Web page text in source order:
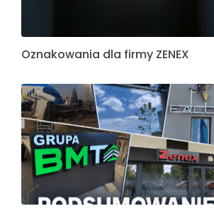
Oznakowania dla firmy ZENEX